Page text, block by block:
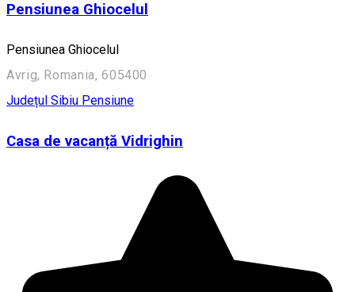
Pensiunea Ghiocelul
Pensiunea Ghiocelul
Avrig, Romania, 605400
Județul Sibiu Pensiune
Casa de vacanță Vidrighin